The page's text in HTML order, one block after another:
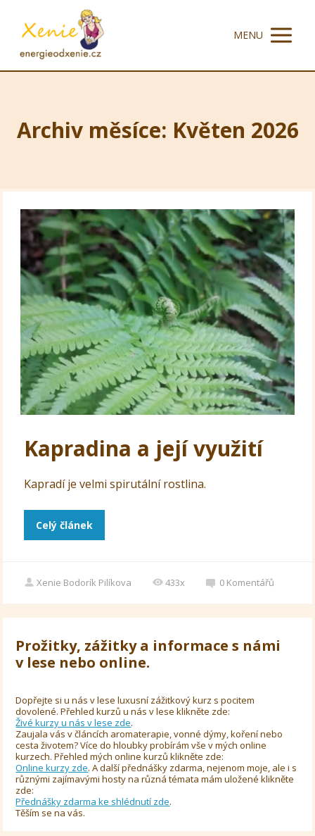
MENU
Archiv měsíce: Květen 2026
Kapradina a její využití
Kapradí je velmi spirutální rostlina.
Celý článek
Xenie Bodorík Pilíkova 433x 0 Komentářů
Prožitky, zážitky a informace s námi
v lese nebo online.
Dopřejte si u nás v lese luxusní zážitkový kurz s pocitem
dovolené. Přehled kurzů u nás v lese klikněte zde:
Živé kurzy u nás v lese zde.
Zaujala vás v článcích aromaterapie, vonné dýmy, koření nebo
cesta životem? Více do hloubky probírám vše v mých online
kurzech. Přehled mých online kurzů klikněte zde:
Online kurzy zde. A další přednášky zdarma, nejenom moje, ale i s
různými zajímavými hosty na různá témata mám uložené klikněte
zde:
Přednášky zdarma ke shlédnutí zde.
Těším se na vás.